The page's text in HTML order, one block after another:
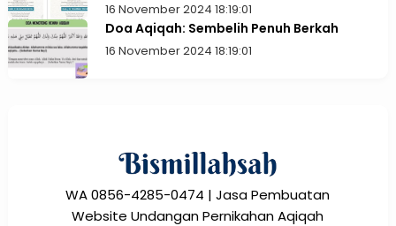
16 November 2024 18:19:01
Doa Aqiqah: Sembelih Penuh Berkah
16 November 2024 18:19:01
WA 0856-4285-0474 | Jasa Pembuatan
Website Undangan Pernikahan Aqiqah